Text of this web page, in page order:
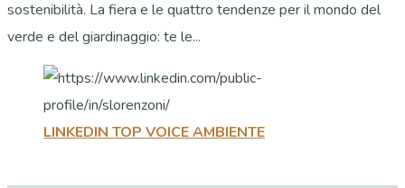
sostenibilità. La fiera e le quattro tendenze per il mondo del
verde e del giardinaggio: te le...
LINKEDIN TOP VOICE AMBIENTE